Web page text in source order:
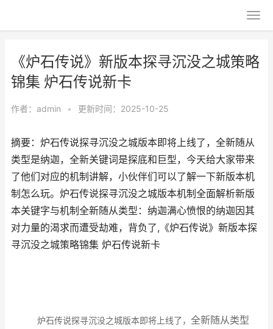
《炉石传说》新版本探寻沉没之城策略
锦集 炉石传说新卡
作者： admin • 更新时间：2025-10-25
摘要：炉石传说探寻沉没之城版本即将上线了，全新随从
类型是纳迦，全新关键词是探底和巨型，今天给大家带来
了他们对应的机制讲解，小伙伴们可以了解一下新版本机
制怎么玩。炉石传说探寻沉没之城版本机制全面解析新版
本关键字与机制全新随从类型：纳迦满心愤恨的纳迦因其
对力量的渴求而遭受劫难，背负了,《炉石传说》新版本探
寻沉没之城策略锦集 炉石传说新卡
炉石传说探寻沉没之城版本即将上线了， 全新随从类型